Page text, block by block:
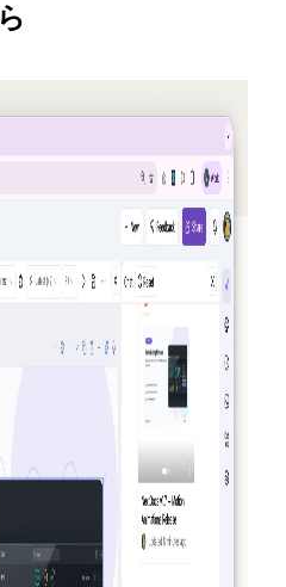
ジットを獲得 —
びにあなたとその友達の両
る新しい紹介プログラム
Offers ページ、Pro+ およ
モデル、そして AI Memory
持つ NextDocs：文書
を作成・検証・洗練す
成して最善を願うだけでは